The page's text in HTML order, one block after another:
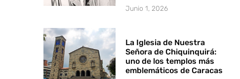
Junio 1, 2026
La Iglesia de Nuestra
Señora de Chiquinquirá:
uno de los templos más
emblemáticos de Caracas